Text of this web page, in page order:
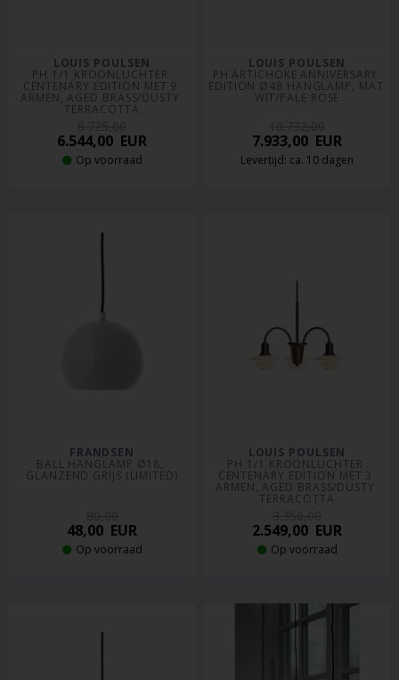
LOUIS POULSEN
PH 1/1 KROONLUCHTER
CENTENARY EDITION MET 9
ARMEN, AGED BRASS/DUSTY
TERRACOTTA
6.544,00 EUR
Op voorraad
LOUIS POULSEN
PH ARTICHOKE ANNIVERSARY
EDITION Ø48 HANGLAMP, MAT
WIT/PALE ROSE
7.933,00 EUR
Levertijd: ca. 10 dagen
FRANDSEN
BALL HANGLAMP Ø18,
GLANZEND GRIJS (LIMITED)
48,00 EUR
Op voorraad
LOUIS POULSEN
PH 1/1 KROONLUCHTER
CENTENARY EDITION MET 3
ARMEN, AGED BRASS/DUSTY
TERRACOTTA
2.549,00 EUR
Op voorraad